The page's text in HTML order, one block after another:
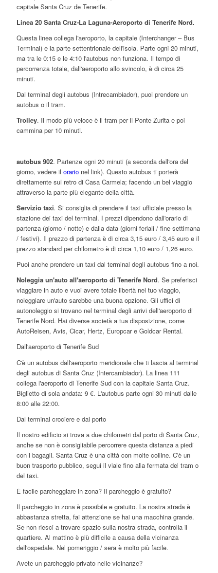
capitale Santa Cruz de Tenerife.
Linea 20 Santa Cruz-La Laguna-Aeroporto di Tenerife Nord.
Questa linea collega l'aeroporto, la capitale (Interchanger – Bus
Terminal) e la parte settentrionale dell'isola. Parte ogni 20 minuti,
ma tra le 0:15 e le 4:10 l'autobus non funziona. Il tempo di
percorrenza totale, dall'aeroporto allo svincolo, è di circa 25
minuti.
Dal terminal degli autobus (Intrecambiador), puoi prendere un
autobus o il tram.
Trolley. Il modo più veloce è il tram per il Ponte Zurita e poi
cammina per 10 minuti.
autobus 902. Partenze ogni 20 minuti (a seconda dell'ora del
giorno, vedere il orarionel link). Questo autobus ti porterà
direttamente sul retro di Casa Carmela; facendo un bel viaggio
attraverso la parte più elegante della città.
Servizio taxi. Si consiglia di prendere il taxi ufficiale presso la
stazione dei taxi del terminal. I prezzi dipendono dall'orario di
partenza (giorno / notte) e dalla data (giorni feriali / fine settimana
/ festivi). Il prezzo di partenza è di circa 3,15 euro / 3,45 euro e il
prezzo standard per chilometro è di circa 1,10 euro / 1,26 euro.
Puoi anche prendere un taxi dal terminal degli autobus fino a noi.
Noleggia un'auto all'aeroporto di Tenerife Nord. Se preferisci
viaggiare in auto e vuoi avere totale libertà nel tuo viaggio,
noleggiare un'auto sarebbe una buona opzione. Gli uffici di
autonoleggio si trovano nel terminal degli arrivi dell'aeroporto di
Tenerife Nord. Hai diverse società a tua disposizione, come
AutoReisen, Avis, Cicar, Hertz, Europcar e Goldcar Rental.
Dall'aeroporto di Tenerife Sud
C'è un autobus dall'aeroporto meridionale che ti lascia al terminal
degli autobus di Santa Cruz (Intercambiador). La linea 111
collega l'aeroporto di Tenerife Sud con la capitale Santa Cruz.
Biglietto di sola andata: 9 €. L'autobus parte ogni 30 minuti dalle
8:00 alle 22:00.
Dal terminal crociere e dal porto
Il nostro edificio si trova a due chilometri dal porto di Santa Cruz,
anche se non è consigliabile percorrere questa distanza a piedi
con i bagagli. Santa Cruz è una città con molte colline. C'è un
buon trasporto pubblico, segui il viale fino alla fermata del tram o
del taxi.
È facile parcheggiare in zona? Il parcheggio è gratuito?
Il parcheggio in zona è possibile e gratuito. La nostra strada è
abbastanza stretta, fai attenzione se hai una macchina grande.
Se non riesci a trovare spazio sulla nostra strada, controlla il
quartiere. Al mattino è più difficile a causa della vicinanza
dell'ospedale. Nel pomeriggio / sera è molto più facile.
Avete un parcheggio privato nelle vicinanze?